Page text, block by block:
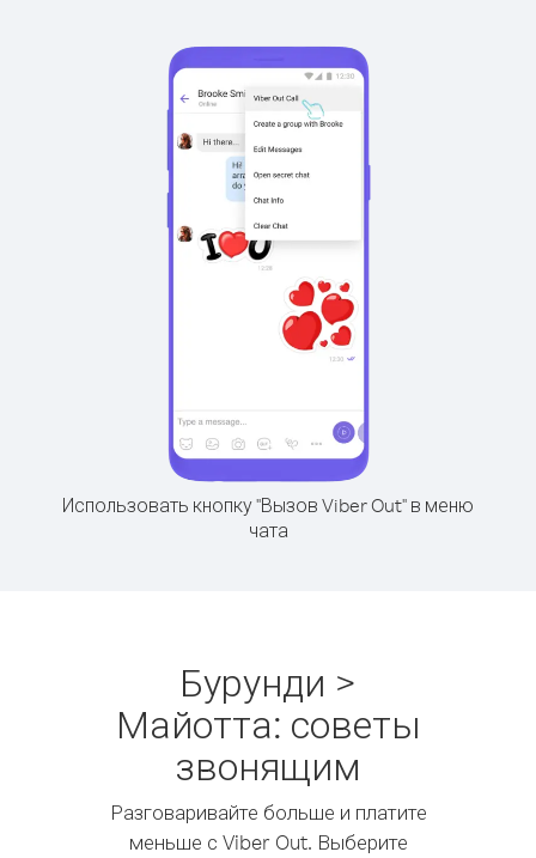
Использовать кнопку "Вызов Viber Out" в меню
чата
Бурунди >
Майотта: советы
звонящим
Разговаривайте больше и платите
меньше с Viber Out. Выберите